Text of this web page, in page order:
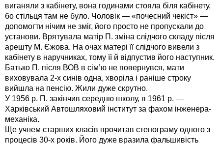
виганяли з кабінету, вона годинами стояла біля кабінету,
бо стільця там не було. Чоловік — «почесний чекіст» —
допомогти нічим не зміг, його просто не пропускали до
установи. Врятувала матір П. зміна слідчого складу після
арешту М. Єжова. На очах матері її слідчого вивели з
кабінету в наручниках, тому її й відпустив його наступник.
Батько П. після ВОВ в сім’ю не повернувся, мати
виховувала 2-х синів одна, хворіла і раніше строку
вийшла на пенсію. Жили дуже скрутно.
У 1956 р. П. закінчив середню школу, в 1961 р. —
Харківський Автошляховий інститут за фахом інженера-
механіка.
Ще учнем старших класів прочитав стенограму одного з
процесів 30-х років. Його дуже вразила фальшивість